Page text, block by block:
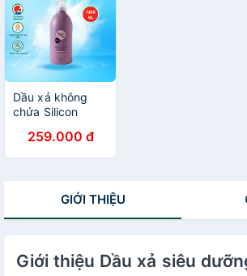
Dầu xả không
chứa Silicon
(1000ml)
259.000 đ
GIỚI THIỆU
Giới thiệu Dầu xả siêu